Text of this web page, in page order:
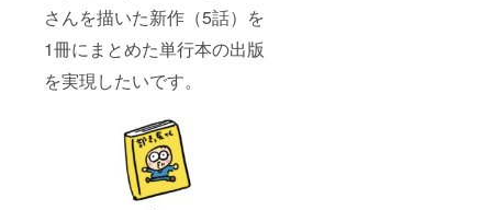
さんを描いた新作（5話）を
1冊にまとめた単行本の出版
を実現したいです。